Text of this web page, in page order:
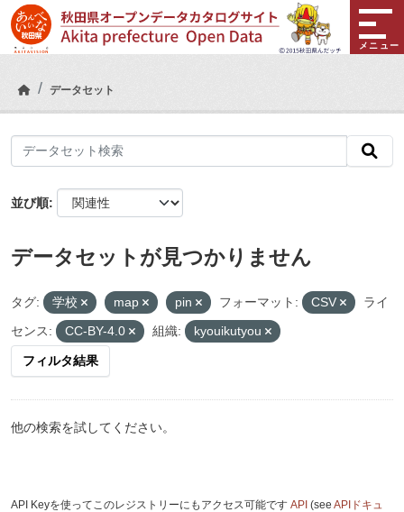
Skip to main content
メニュー
データセット
並び順
データセットが見つかりません
タグ: 学校 map pin フォーマット: CSV
ライ
センス:
CC-BY-4.0 組織: kyouikutyou
フィルタ結果
他の検索を試してください。
API Keyを使ってこのレジストリーにもアクセス可能です API (see APIドキュ